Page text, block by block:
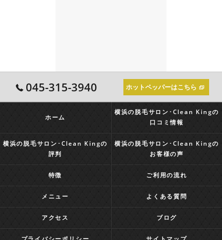
045-315-3940 ホットペッパーはこちら
ホーム
横浜の脱毛サロン･Clean Kingの
口コミ情報
横浜の脱毛サロン･Clean Kingの
評判
横浜の脱毛サロン･Clean Kingの
お客様の声
特徴 ご利用の流れ
メニュー よくある質問
アクセス ブログ